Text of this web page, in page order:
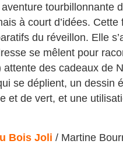
tourbillonnante
à court d’idées.
du réveillon. Elle
se mêlent pour
attente des cadeaux de
se déplient, un dessin
et de vert, et une
Bois Joli / Martine